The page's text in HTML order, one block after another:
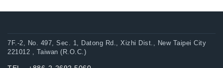
7F.-2, No. 497, Sec. 1, Datong Rd., Xizhi Dist., New Taipei City
221012 , Taiwan (R.O.C.)